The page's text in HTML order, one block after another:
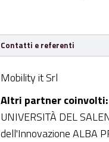
Contatti e referenti
Mobility it Srl
Altri partner coinvolti:
UNIVERSITÀ DEL
dell'Innovazione ALBA